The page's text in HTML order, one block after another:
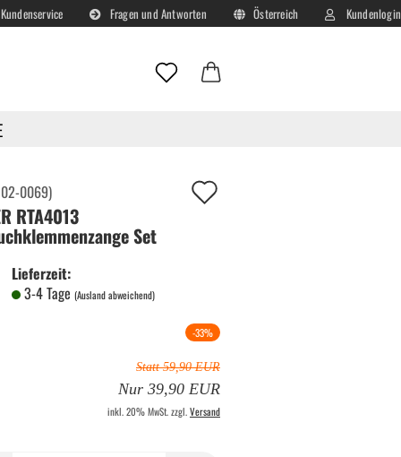
Kundenservice Fragen und Antworten Österreich Kundenlogin
02-0069)
RTA4013
Set
Lieferzeit:
3-4 Tage (Ausland abweichend)
-33%
Statt 59,90 EUR
Nur 39,90 EUR
inkl. 20% MwSt. zzgl.Versand